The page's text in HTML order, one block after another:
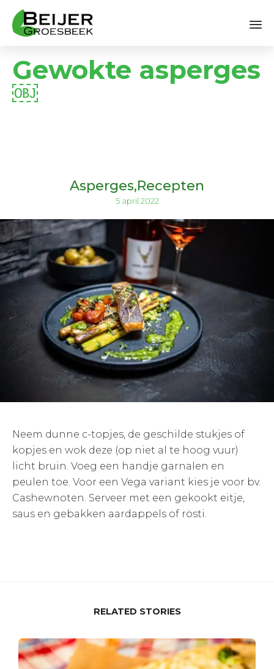
Gewokte asperges
￼
Asperges Recepten
5 april 2022
Neem dunne c-topjes, de geschilde stukjes of
kopjes en wok deze (op niet al te hoog vuur)
licht bruin. Voeg een handje garnalen en
peulen toe. Voor een Vega variant kies je voor bv.
Cashewnoten. Serveer met een gekookt eitje,
saus en gebakken aardappels of rösti.
RELATED STORIES